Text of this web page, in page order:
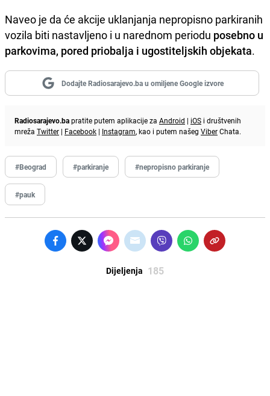
Naveo je da će akcije uklanjanja nepropisno parkiranih
vozila biti nastavljeno i u narednom periodu posebno u
parkovima, pored priobalja i ugostiteljskih objekata.
Dodajte Radiosarajevo.ba u omiljene Google izvore
Radiosarajevo.bapratite putem aplikacije za Android | iOS i društvenih
mreža Twitter | Facebook | Instagram, kao i putem našeg ViberChata.
#Beograd #parkiranje #nepropisno parkiranje
#pauk
Dijeljenja 185